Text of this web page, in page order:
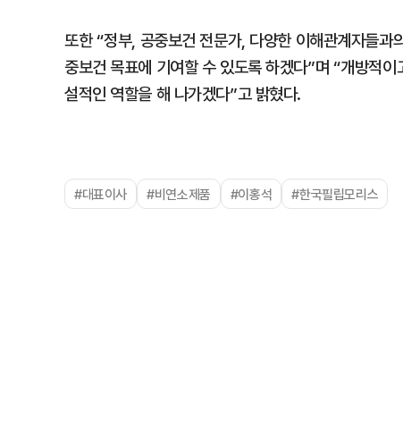
또한 “정부, 공중보건 전문가, 다양한 이해관계자들
중보건 목표에 기여할 수 있도록 하겠다”며 “개방적
설적인 역할을 해 나가겠다”고 밝혔다.
#대표이사 #비연소제품 #이홍석 #한국필립모리스